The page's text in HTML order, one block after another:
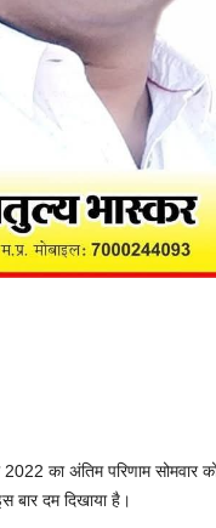
2022 का अंतिम परिणाम
बार दम दिखाया है।